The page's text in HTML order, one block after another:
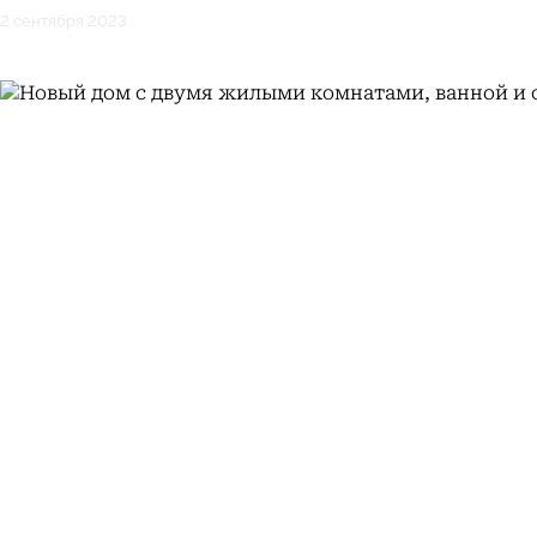
2 сентября 2023